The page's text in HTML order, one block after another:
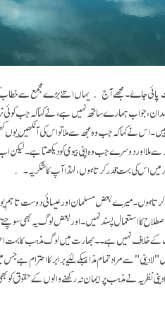
پائی جاۓ۔ مجھے آج یہاں اتنے بڑے مجمع سے
جو اب ہمارے ساتھ نہیں ہے، نے کہا کہ جب
اس نے کہا کہ جب وہ مجھ سے ملا تو اس کی آنکھیں
اور دوسرے جب وہ اپنی بیوی کو دیکھتا ہے۔ لیکن
میں اس کی بہت قدر کرتا ہوں، لہٰذا آپ کا شکریہ۔
ہوں۔ میرے بعض مسلمان اور عیسائی دوست تاہم
کا استعمال پسند نہیں۔ اور بعض لوگ یہ بھی
کے خلاف نہیں ہے۔۔ بھارت میں لوگ مذہب کا بہت
سے مراد تمام مذاہبکے لئیے برابر کا احترام ہے جس
نے مذہب پر ایمان نہ رکھنے والوں کے حقوق کو